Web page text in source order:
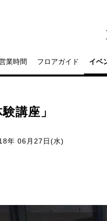
業時間 フロアガイド イベ
講座」
年 06月27日(水)